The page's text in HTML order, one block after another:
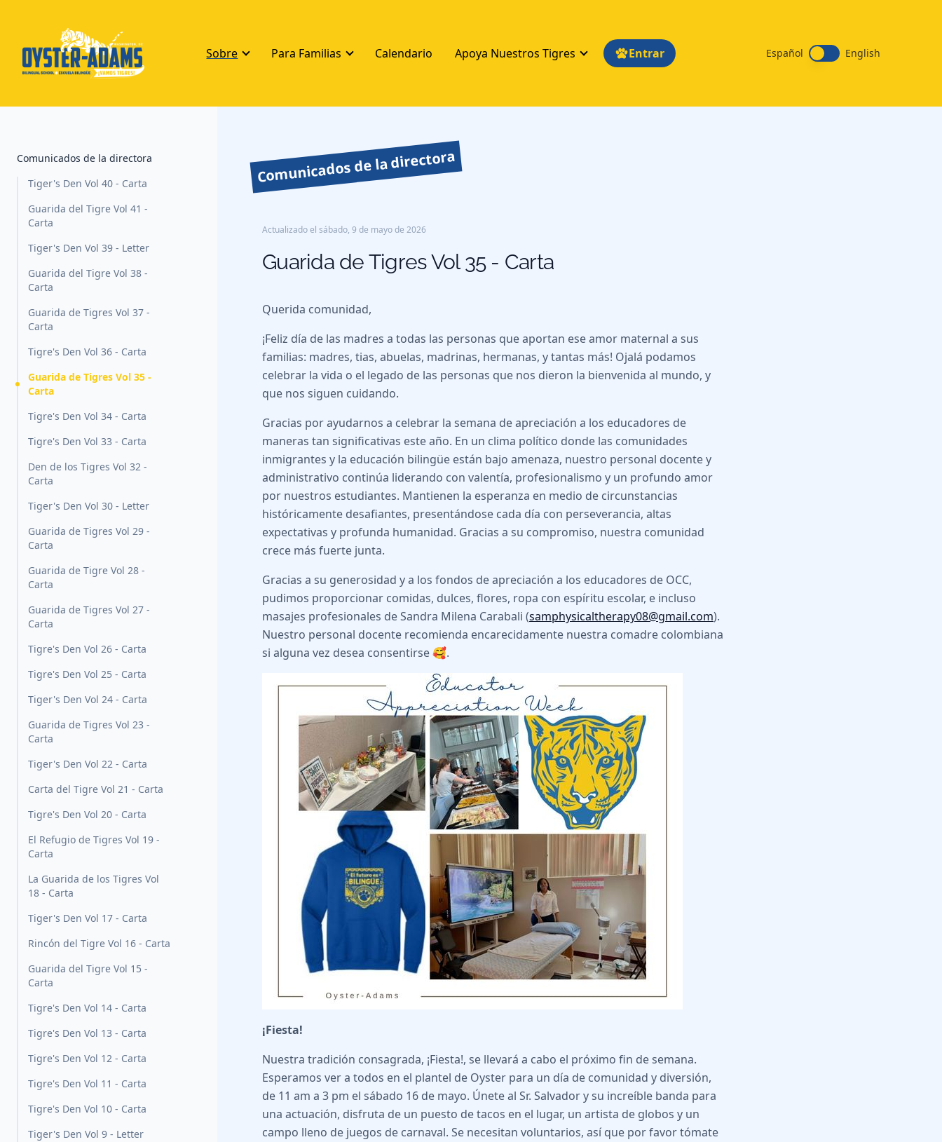
Sobre Para Familias Calendario Apoya Nuestros Tigres Entrar Español English
Comunicados de la directora
Tiger's Den Vol 40 - Carta
Guarida del Tigre Vol 41 -
Carta
Tiger's Den Vol 39 - Letter
Guarida del Tigre Vol 38 -
Carta
Guarida de Tigres Vol 37 -
Carta
Tigre's Den Vol 36 - Carta
Guarida de Tigres Vol 35 -
Carta
Tigre's Den Vol 34 - Carta
Tigre's Den Vol 33 - Carta
Den de los Tigres Vol 32 -
Carta
Tiger's Den Vol 30 - Letter
Guarida de Tigres Vol 29 -
Carta
Guarida de Tigre Vol 28 -
Carta
Guarida de Tigres Vol 27 -
Carta
Tigre's Den Vol 26 - Carta
Tigre's Den Vol 25 - Carta
Tiger's Den Vol 24 - Carta
Guarida de Tigres Vol 23 -
Carta
Tiger's Den Vol 22 - Carta
Carta del Tigre Vol 21 - Carta
Tigre's Den Vol 20 - Carta
El Refugio de Tigres Vol 19 -
Carta
La Guarida de los Tigres Vol
18 - Carta
Tiger's Den Vol 17 - Carta
Rincón del Tigre Vol 16 - Carta
Guarida del Tigre Vol 15 -
Carta
Tigre's Den Vol 14 - Carta
Tigre's Den Vol 13 - Carta
Tigre's Den Vol 12 - Carta
Tigre's Den Vol 11 - Carta
Tigre's Den Vol 10 - Carta
Tiger's Den Vol 9 - Letter
Comunicados de la directora
Actualizado el sábado, 9 de mayo de 2026
Guarida de Tigres Vol 35 - Carta
Querida comunidad,
¡Feliz día de las madres a todas las personas que aportan ese amor maternal a sus
familias: madres, tias, abuelas, madrinas, hermanas, y tantas más! Ojalá podamos
celebrar la vida o el legado de las personas que nos dieron la bienvenida al mundo, y
que nos siguen cuidando.
Gracias por ayudarnos a celebrar la semana de apreciación a los educadores de
maneras tan significativas este año. En un clima político donde las comunidades
inmigrantes y la educación bilingüe están bajo amenaza, nuestro personal docente y
administrativo continúa liderando con valentía, profesionalismo y un profundo amor
por nuestros estudiantes. Mantienen la esperanza en medio de circunstancias
históricamente desafiantes, presentándose cada día con perseverancia, altas
expectativas y profunda humanidad. Gracias a su compromiso, nuestra comunidad
crece más fuerte junta.
Gracias a su generosidad y a los fondos de apreciación a los educadores de OCC,
pudimos proporcionar comidas, dulces, flores, ropa con espíritu escolar, e incluso
masajes profesionales de Sandra Milena Carabali (samphysicaltherapy08@gmail.com).
Nuestro personal docente recomienda encarecidamente nuestra comadre colombiana
si alguna vez desea consentirse 🥰.
¡Fiesta!
Nuestra tradición consagrada, ¡Fiesta!, se llevará a cabo el próximo fin de semana.
Esperamos ver a todos en el plantel de Oyster para un día de comunidad y diversión,
de 11 am a 3 pm el sábado 16 de mayo. Únete al Sr. Salvador y su increíble banda para
una actuación, disfruta de un puesto de tacos en el lugar, un artista de globos y un
campo lleno de juegos de carnaval. Se necesitan voluntarios, así que por favor tómate